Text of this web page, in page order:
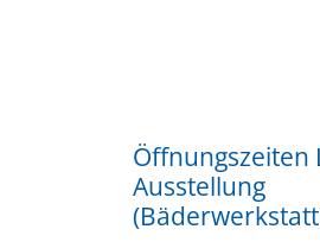
Öffnungszeiten
Ausstellung